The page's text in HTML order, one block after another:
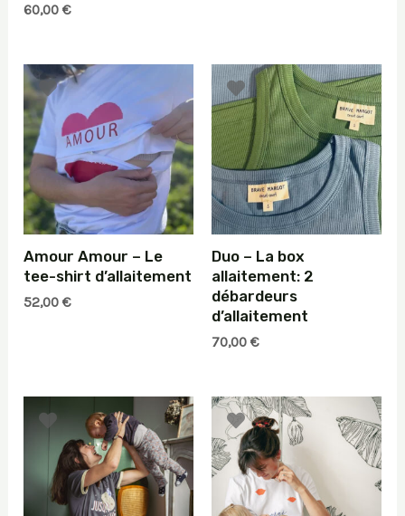
60,00€
Amour Amour – Le
tee-shirt d’allaitement
52,00€
Duo – La box
allaitement: 2
débardeurs
d’allaitement
70,00 €